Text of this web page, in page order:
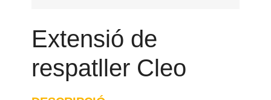
Extensió de
respatller Cleo